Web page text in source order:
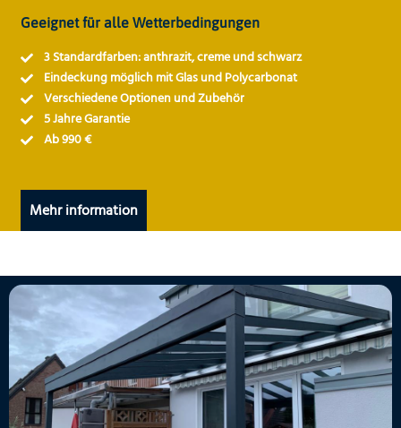
Geeignet für alle Wetterbedingungen
3 Standardfarben: anthrazit, creme und schwarz
Eindeckung möglich mit Glas und Polycarbonat
Verschiedene Optionen und Zubehör
5 Jahre Garantie
Ab 990 €
Mehr information